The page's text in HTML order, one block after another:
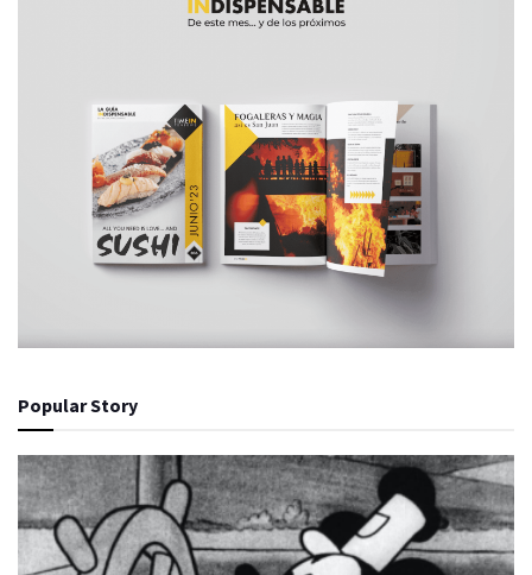
Popular Story